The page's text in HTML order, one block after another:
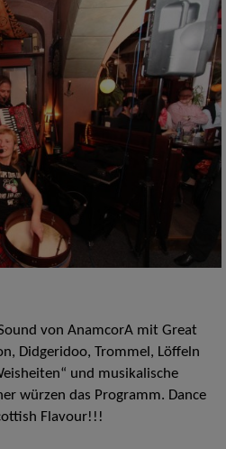
von AnamcorA mit Great
Didgeridoo, Trommel, Löffeln
und musikalische
würzen das Programm. Dance
Flavour!!!